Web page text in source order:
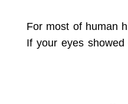
For most of human
If your eyes